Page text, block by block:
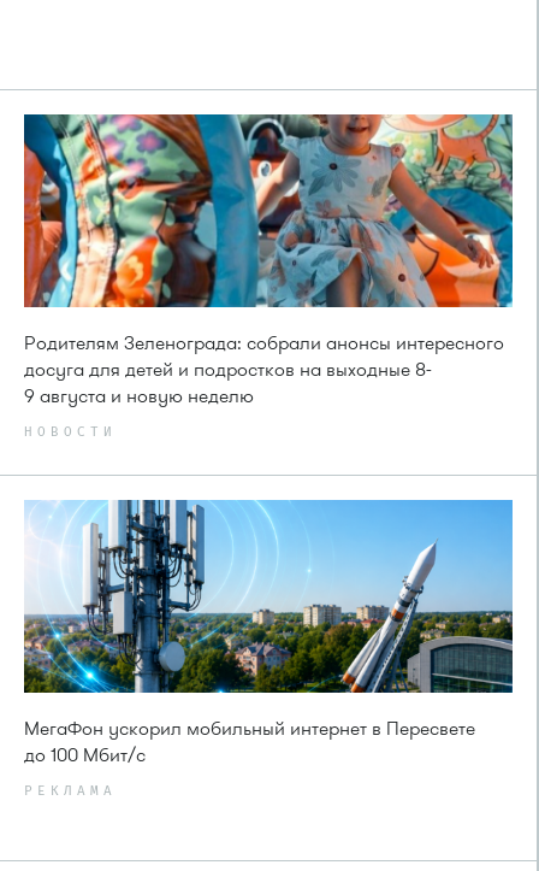
Родителям Зеленограда: собрали анонсы интересного
досуга для детей и подростков на выходные 8-
9 августа и новую неделю
НОВОСТИ
МегаФон ускорил мобильный интернет в Пересвете
до 100 Мбит/с
РЕКЛАМА